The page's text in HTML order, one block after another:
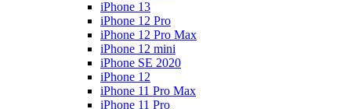
iPhone 13
iPhone 12 Pro
iPhone 12 Pro Max
iPhone 12 mini
iPhone SE 2020
iPhone 12
iPhone 11 Pro Max
iPhone 11 Pro